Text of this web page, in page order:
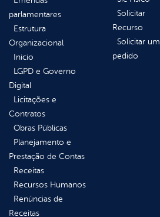
parlamentares
Estrutura
Organizacional
Inicio
LGPD e Governo
Digital
Licitações e
Contratos
Obras Públicas
Planejamento e
Prestação de Contas
Receitas
Recursos Humanos
Renúncias de
Receitas
Solicitar
Recurso
Solicitar um
pedido